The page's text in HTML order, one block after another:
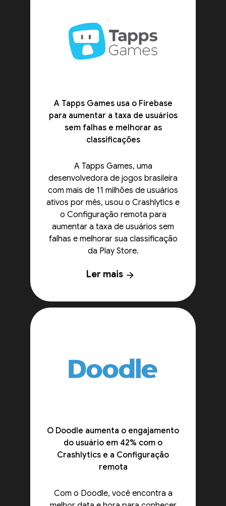
A Tapps Games usa o Firebase
para aumentar a taxa de usuários
sem falhas e melhorar as
classificações
A Tapps Games, uma
desenvolvedora de jogos brasileira
com mais de 11 milhões de usuários
ativos por mês, usou o Crashlytics e
o Configuração remota para
aumentar a taxa de usuários sem
falhas e melhorar sua classificação
da Play Store.
Ler mais arrow_forward
O Doodle aumenta o engajamento
do usuário em 42% com o
Crashlytics e a Configuração
remota
Com o Doodle, você encontra a